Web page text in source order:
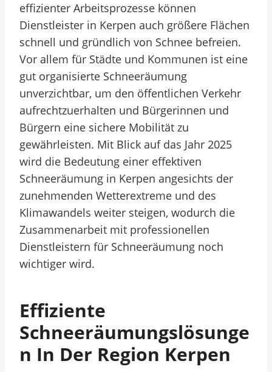
effizienter Arbeitsprozesse können
Dienstleister in Kerpen auch größere Flächen
schnell und gründlich von Schnee befreien.
Vor allem für Städte und Kommunen ist eine
gut organisierte Schneeräumung
unverzichtbar, um den öffentlichen Verkehr
aufrechtzuerhalten und Bürgerinnen und
Bürgern eine sichere Mobilität zu
gewährleisten. Mit Blick auf das Jahr 2025
wird die Bedeutung einer effektiven
Schneeräumung in Kerpen angesichts der
zunehmenden Wetterextreme und des
Klimawandels weiter steigen, wodurch die
Zusammenarbeit mit professionellen
Dienstleistern für Schneeräumung noch
wichtiger wird.
Effiziente
Schneeräumungslösunge
N In Der Region Kerpen